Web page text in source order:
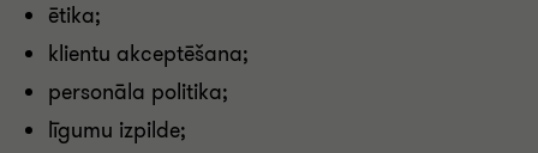
ētika;
klientu akceptēšana;
personāla politika;
līgumu izpilde;